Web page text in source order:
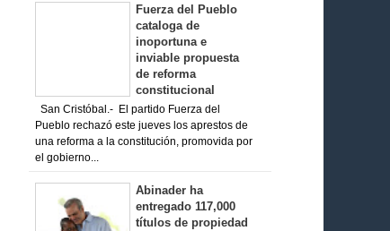
Fuerza del Pueblo
cataloga de
inoportuna e
inviable propuesta
de reforma
constitucional
San Cristóbal.- El partido Fuerza del
Pueblo rechazó este jueves los aprestos de
una reforma a la constitución, promovida por
el gobierno...
Abinader ha
entregado 117,000
títulos de propiedad